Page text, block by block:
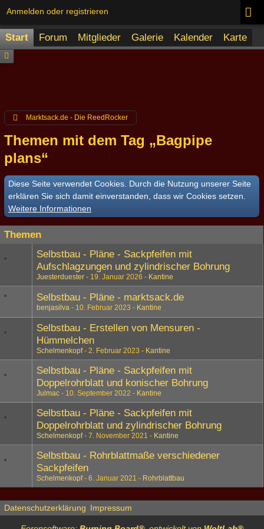
Anmelden oder registrieren
Start Forum Mitglieder Galerie Kalender Karte
Marktsack.de - Die ReedRocker
Themen mit dem Tag „Bagpipe
plans“
Diese Seite verwendet Cookies. Durch die Nutzung unserer Seite
erklären Sie sich damit einverstanden, dass wir Cookies setzen.
Weitere Informationen
Themen
Selbstbau - Pläne - Sackpfeifen mit
Aufschlagzungen und zylindrischer Bohrung
Juesterduester 19. Januar 2026 Kantine
Selbstbau - Pläne - marktsack.de
benjasilva 10. Februar 2023 Kantine
Selbstbau - Erstellen von Mensuren -
Hümmelchen
Schelmenkopf 2. Februar 2023 Kantine
Selbstbau - Pläne - Sackpfeifen mit
Doppelrohrblatt und konischer Bohrung
Julmac 10. September 2022 Kantine
Selbstbau - Pläne - Sackpfeifen mit
Doppelrohrblatt und zylindrischer Bohrung
Schelmenkopf 7. November 2021 Kantine
Selbstbau - Rohrblattmaße verschiedener
Sackpfeifen
Schelmenkopf 6. Januar 2021 Rohrblattbau
Datenschutzerklärung Impressum